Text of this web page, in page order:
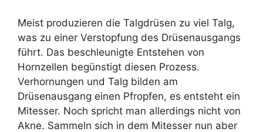
Meist produzieren die Talgdrüsen zu viel Talg,
was zu einer Verstopfung des Drüsenausgangs
führt. Das beschleunigte Entstehen von
Hornzellen begünstigt diesen Prozess.
Verhornungen und Talg bilden am
Drüsenausgang einen Pfropfen, es entsteht ein
Mitesser. Noch spricht man allerdings nicht von
Akne. Sammeln sich in dem Mitesser nun aber